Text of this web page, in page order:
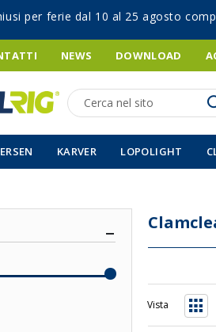
per ferie dal 10 al 25 agosto
NEWS DOWNLOAD
Ricerca
KARVER LOPOLIGHT
Vista